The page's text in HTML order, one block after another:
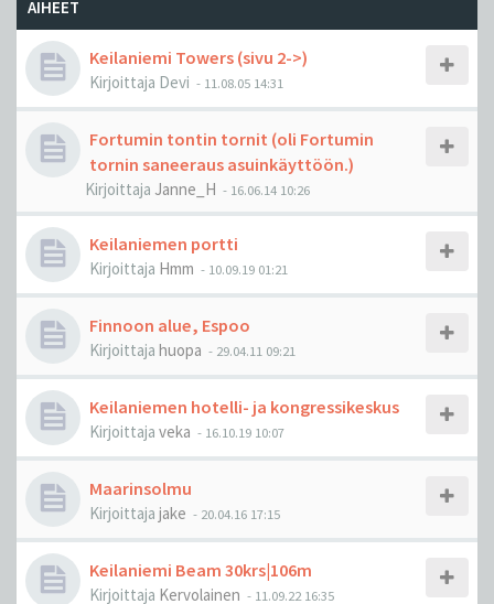
AIHEET
Keilaniemi Towers (sivu 2->)
Kirjoittaja Devi - 11.08.05 14:31
Fortumin tontin tornit (oli Fortumin
tornin saneeraus asuinkäyttöön.)
Kirjoittaja Janne_H - 16.06.14 10:26
Keilaniemen portti
Kirjoittaja Hmm - 10.09.19 01:21
Finnoon alue, Espoo
Kirjoittaja huopa - 29.04.11 09:21
Keilaniemen hotelli- ja kongressikeskus
Kirjoittaja veka - 16.10.19 10:07
Maarinsolmu
Kirjoittaja jake - 20.04.16 17:15
Keilaniemi Beam 30krs|106m
Kirjoittaja Kervolainen - 11.09.22 16:35